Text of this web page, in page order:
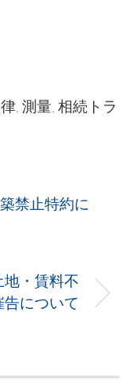
, 測量 相続トラ
禁止特約に
地・賃料不
について